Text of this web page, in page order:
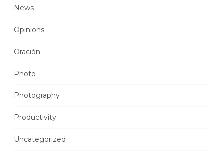
News
Opinions
Oración
Photo
Photography
Productivity
Uncategorized